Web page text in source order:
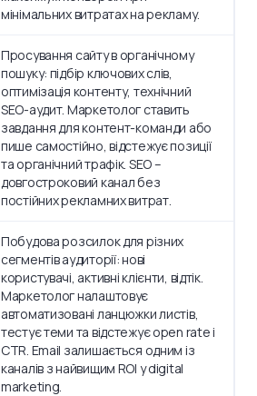
мінімальних витратах на рекламу.
Просування сайту в органічному
пошуку: підбір ключових слів,
оптимізація контенту, технічний
SEO-аудит. Маркетолог ставить
завдання для контент-команди або
пише самостійно, відстежує позиції
та органічний трафік. SEO –
довгостроковий канал без
постійних рекламних витрат.
Побудова розсилок для різних
сегментів аудиторії: нові
користувачі, активні клієнти, відтік.
Маркетолог налаштовує
автоматизовані ланцюжки листів,
тестує теми та відстежує open rate і
CTR. Email залишається одним із
каналів з найвищим ROI у digital
marketing.